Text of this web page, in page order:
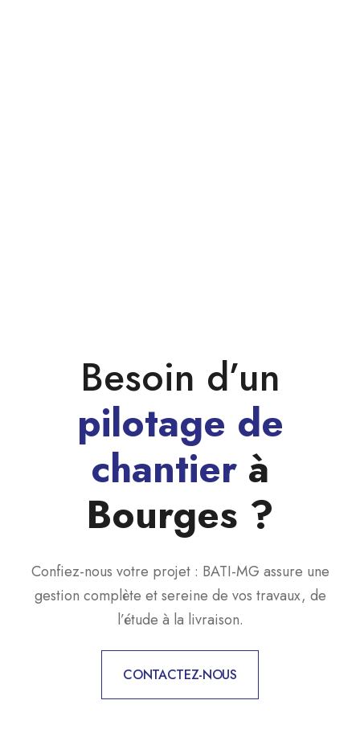
Besoin d’un
pilotage de
chantierà
Bourges ?
Confiez-nous votre projet : BATI-MG assure une
gestion complète et sereine de vos travaux, de
l’étude à la livraison.
CONTACTEZ-NOUS